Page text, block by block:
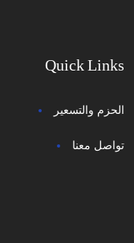
Quick Links
الحزم والتسعير
تواصل معنا